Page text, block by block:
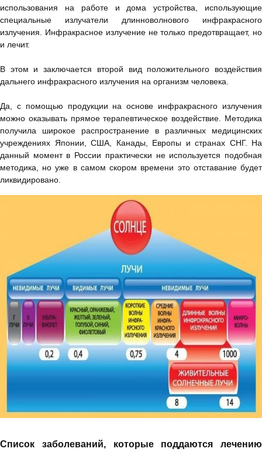
использования на работе и дома устройства, использующие
специальные излучатели длинноволнового инфракрасного
излучения. Инфракрасное излучение не только предотвращает, но
и лечит.
В этом и заключается второй вид положительного воздействия
дальнего инфракрасного излучения на организм человека.
Да, с помощью продукции на основе инфракрасного излучения
можно оказывать прямое терапевтическое воздействие. Методика
получила широкое распространение в различных медицинских
учреждениях Японии, США, Канады, Европы и странах СНГ. На
данный момент в России практически не используется подобная
методика, но уже в самом скором времени это отставание будет
ликвидировано.
Список заболеваний, которые поддаются лечению